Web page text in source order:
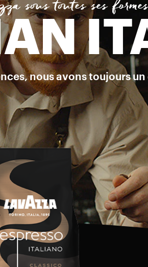
sous toutes ses
nous avons toujours